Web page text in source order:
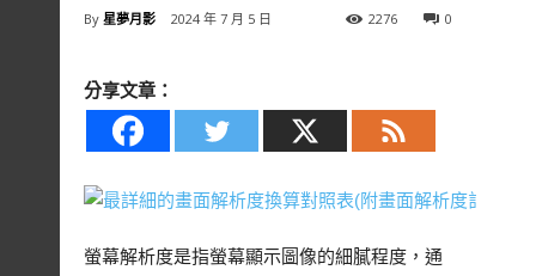
By 星夢月影 2024 年 7 月 5 日 0
2276
分享文章：
螢幕解析度是指螢幕顯示圖像的細膩程度，通